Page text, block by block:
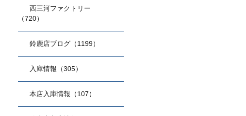
西三河ファクトリー
（720）
鈴鹿店ブログ（1199）
入庫情報（305）
本店入庫情報（107）